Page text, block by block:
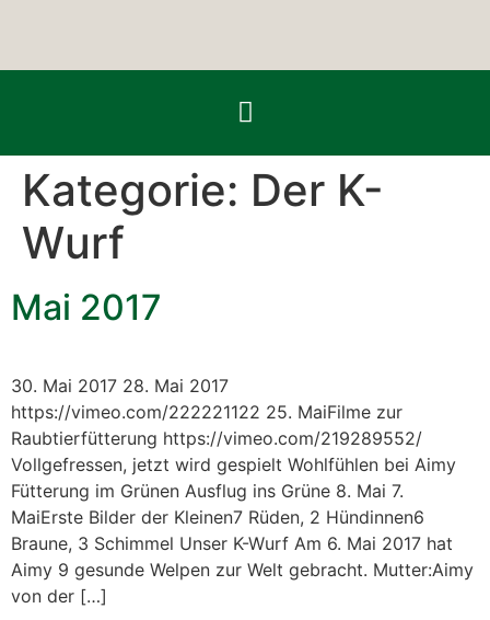
Kategorie: Der K-
Wurf
Mai 2017
30. Mai 2017 28. Mai 2017
https://vimeo.com/222221122 25. MaiFilme zur
Raubtierfütterung https://vimeo.com/219289552/
Vollgefressen, jetzt wird gespielt Wohlfühlen bei Aimy
Fütterung im Grünen Ausflug ins Grüne 8. Mai 7.
MaiErste Bilder der Kleinen7 Rüden, 2 Hündinnen6
Braune, 3 Schimmel Unser K-Wurf Am 6. Mai 2017 hat
Aimy 9 gesunde Welpen zur Welt gebracht. Mutter:Aimy
von der […]